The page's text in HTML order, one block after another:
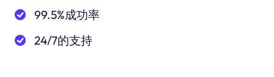
99.5%成功率
24/7的支持